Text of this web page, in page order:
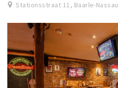
Stationsstraat 11, Baarle-Nassau